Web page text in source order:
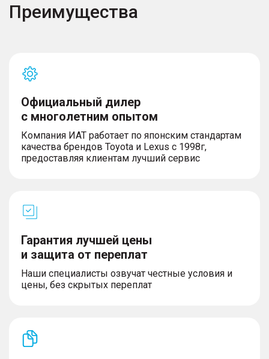
Преимущества
Официальный дилер
с многолетним опытом
Компания ИАТ работает по японским стандартам
качества брендов Toyota и Lexus с 1998г,
предоставляя клиентам лучший сервис
Гарантия лучшей цены
и защита от переплат
Наши специалисты озвучат честные условия и
цены, без скрытых переплат